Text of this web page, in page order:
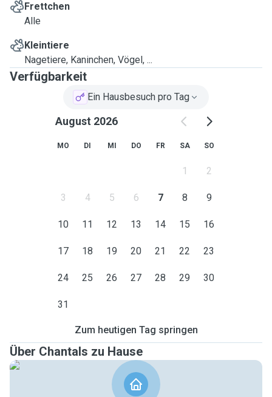
Frettchen
Alle
Kleintiere
Nagetiere, Kaninchen, Vögel, ...
Verfügbarkeit
Ein Hausbesuch pro Tag
August 2026
MO DI MI DO FR SA SO
1 2
3 4 5 6 7 8 9
10 11 12 13 14 15 16
17 18 19 20 21 22 23
24 25 26 27 28 29 30
31
Zum heutigen Tag springen
Über Chantals zu Hause